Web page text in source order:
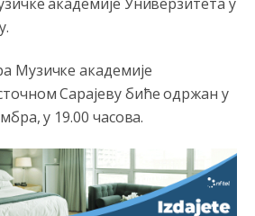
Музичке академије
Сарајеву биће одржан у
у 19.00 часова.